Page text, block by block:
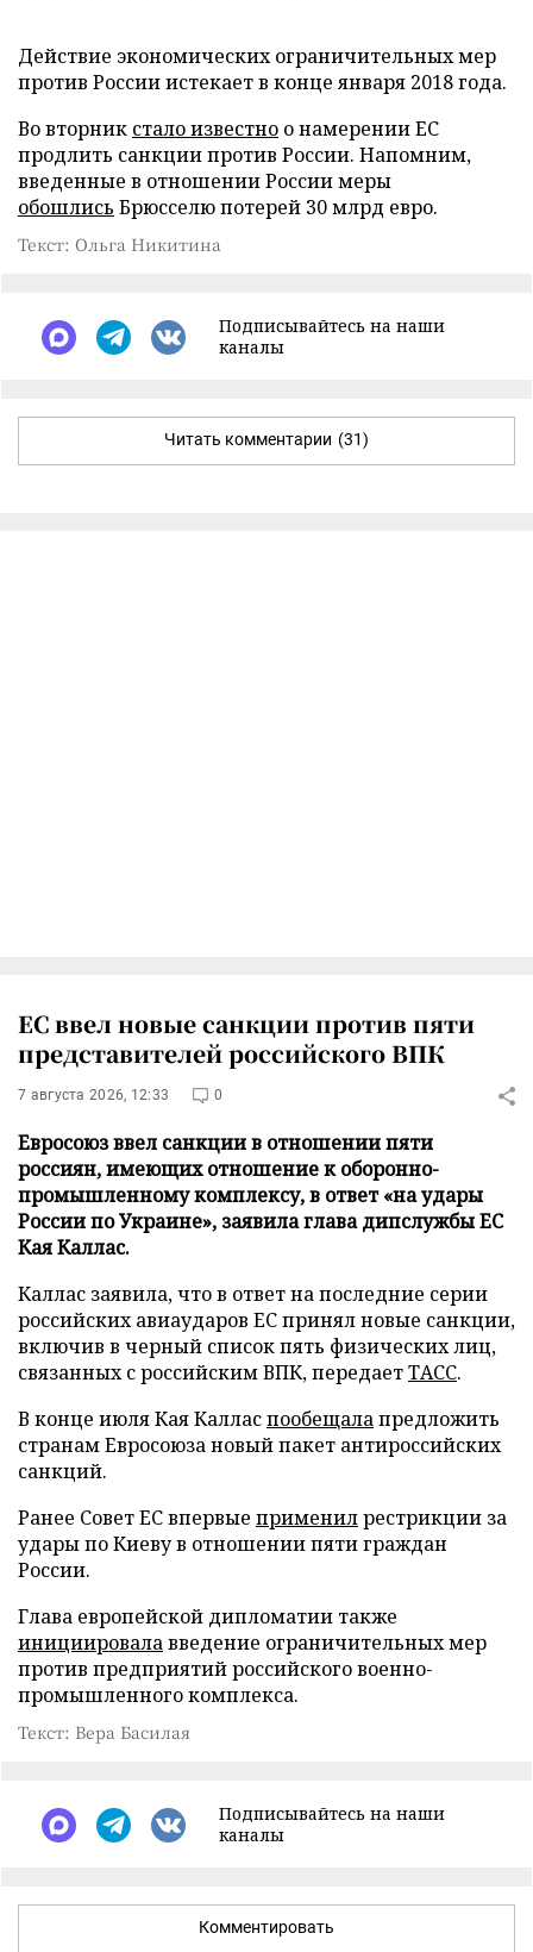
Действие экономических ограничительных мер
против России истекает в конце января 2018 года.
Во вторник стало известно о намерении ЕС
продлить санкции против России. Напомним,
введенные в отношении России меры
обошлись Брюсселю потерей 30 млрд евро.
Текст: Ольга Никитина
Подписывайтесь на наши
каналы
Читать комментарии (31)
ЕС ввел новые санкции против пяти
представителей российского ВПК
7 августа 2026, 12:33 0
Евросоюз ввел санкции в отношении пяти
россиян, имеющих отношение к оборонно-
промышленному комплексу, в ответ «на удары
России по Украине», заявила глава дипслужбы ЕС
Кая Каллас.
Каллас заявила, что в ответ на последние серии
российских авиаударов ЕС принял новые санкции,
включив в черный список пять физических лиц,
связанных с российским ВПК, передаетТАСС.
В конце июля Кая Калласпообещалапредложить
странам Евросоюза новый пакет антироссийских
санкций.
Ранее Совет ЕС впервые применилрестрикции за
удары по Киеву в отношении пяти граждан
России.
Глава европейской дипломатии также
инициировалавведение ограничительных мер
против предприятий российского военно-
промышленного комплекса.
Текст: Вера Басилая
Подписывайтесь на наши
каналы
Комментировать